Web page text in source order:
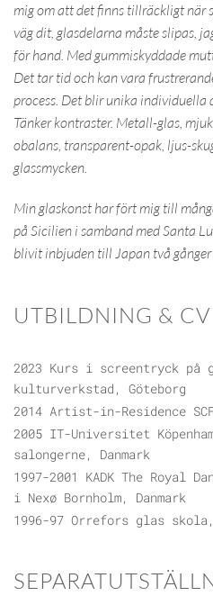
mig om att det finns tillräckligt när
väg dit, glasdelarna måste slipas,
för hand. Med gummiskyddade
Det tar tid och kan vara
process. Det blir unika individuella
Tänker kontraster. Metall-glas,
obalans, transparent-opak, ljus-
glassmycken.
Min glaskonst har fört mig till
på Sicilien i samband med Santa
blivit inbjuden till Japan två
UTBILDNING & CV
2023 Kurs i screentryck på
kulturverkstad, Göteborg
2014 Artist-in-Residence
2005 IT-Universitet
salongerne, Danmark
1997-2001 KADK The Royal
i Nexø Bornholm, Danmark
1996-97 Orrefors glas